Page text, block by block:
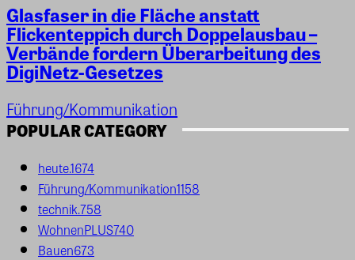
Glasfaser in die Fläche anstatt
Flickenteppich durch Doppelausbau –
Verbände fordern Überarbeitung des
DigiNetz-Gesetzes
Führung/Kommunikation
POPULAR CATEGORY
heute.1674
Führung/Kommunikation1158
technik.758
WohnenPLUS740
Bauen673